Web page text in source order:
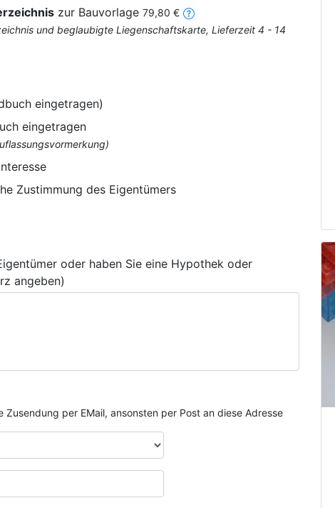
zur Bauvorlage 79,80 €
und beglaubigte Liegenschaftskarte, Lieferzeit 4 - 14
eingetragen)
eingetragen
Zustimmung des Eigentümers
oder haben Sie eine Hypothek oder
angeben)
per EMail, ansonsten per Post an diese Adresse